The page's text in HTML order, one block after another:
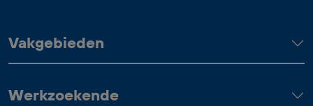
Vakgebieden
Werkzoekende